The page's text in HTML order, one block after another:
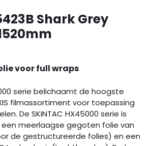
Shark Grey
voor full wraps
serie belichaamt de hoogste
filmassortiment voor toepassing
De SKINTAC HX45000 serie is
meerlaagse gegoten folie van
de gestructureerde folies) en een